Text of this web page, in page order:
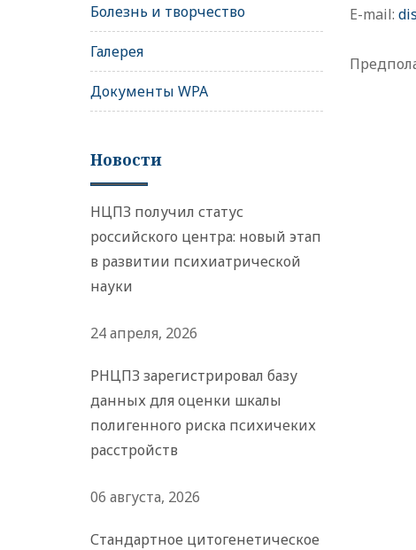
E-mail:
Болезнь и творчество
Галерея
Документы WPA
Новости
НЦПЗ получил статус
российского центра: новый этап
в развитии психиатрической
науки
24 апреля, 2026
РНЦПЗ зарегистрировал базу
данных для оценки шкалы
полигенного риска психичеких
расстройств
06 августа, 2026
Стандартное цитогенетическое